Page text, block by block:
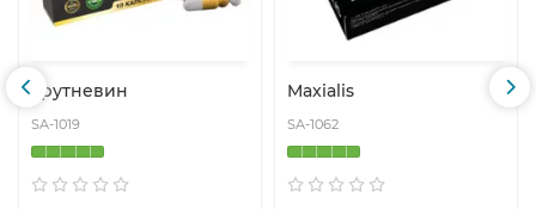
Трутневин
SA-1019
Maxialis
SA-1062